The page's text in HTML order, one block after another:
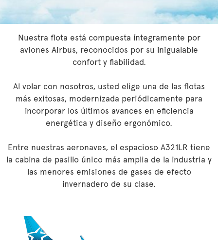
Nuestra flota está compuesta íntegramente por
aviones Airbus, reconocidos por su inigualable
confort y fiabilidad.
Al volar con nosotros, usted elige una de las flotas
más exitosas, modernizada periódicamente para
incorporar los últimos avances en eficiencia
energética y diseño ergonómico.
Entre nuestras aeronaves, el espacioso A321LR tiene
la cabina de pasillo único más amplia de la industria y
las menores emisiones de gases de efecto
invernadero de su clase.